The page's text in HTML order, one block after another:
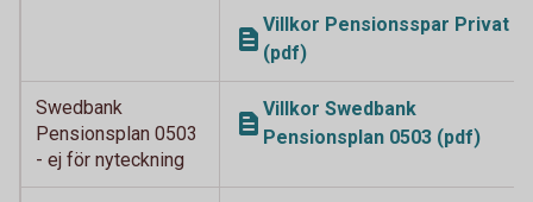
Villkor Pensionsspar Privat
(pdf)
Swedbank
Pensionsplan 0503
- ej för nyteckning
Villkor Swedbank
Pensionsplan 0503 (pdf)